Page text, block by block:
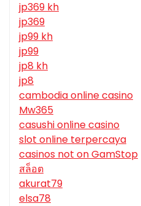
jp369 kh
jp369
jp99 kh
jp99
jp8 kh
jp8
cambodia online casino
Mw365
casushi online casino
slot online terpercaya
casinos not on GamStop
สล็อต
akurat79
elsa78